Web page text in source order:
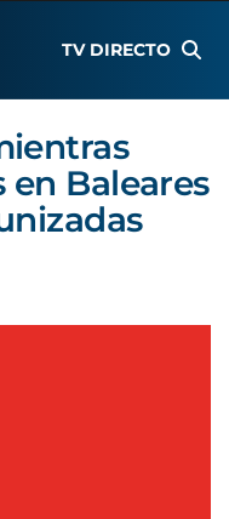
TV DIRECTO
en Baleares